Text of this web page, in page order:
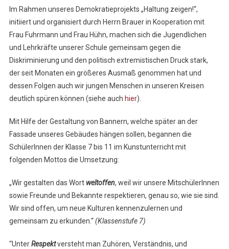
–
Im Rahmen unseres Demokratieprojekts „Haltung zeigen!“,
initiiert und organisiert durch Herrn Brauer in Kooperation mit
Frau Fuhrmann und Frau Hühn, machen sich die Jugendlichen
und Lehrkräfte unserer Schule gemeinsam gegen die
Diskriminierung und den politisch extremistischen Druck stark,
der seit Monaten ein größeres Ausmaß genommen hat und
dessen Folgen auch wir jungen Menschen in unseren Kreisen
deutlich spüren können (siehe auch hier).
Mit Hilfe der Gestaltung von Bannern, welche später an der
Fassade unseres Gebäudes hängen sollen, begannen die
SchülerInnen der Klasse 7 bis 11 im Kunstunterricht mit
folgenden Mottos die Umsetzung:
„Wir gestalten das Wort weltoffen, weil wir unsere MitschülerInnen
sowie Freunde und Bekannte respektieren, genau so, wie sie sind.
Wir sind offen, um neue Kulturen kennenzulernen und
gemeinsam zu erkunden.“(Klassenstufe 7)
“UnterRespektversteht man Zuhören, Verständnis, und